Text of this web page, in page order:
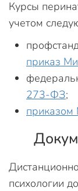
Курсы
учетом
приказ
273-ФЗ;
психологии